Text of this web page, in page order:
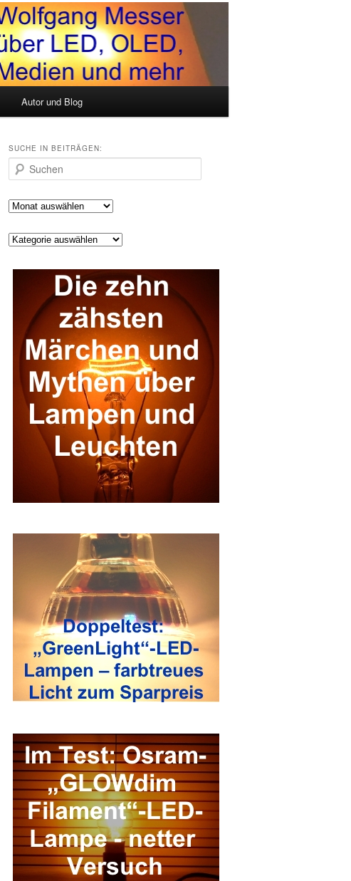
Autor und Blog
SUCHE IN BEITRÄGEN:
Suchen